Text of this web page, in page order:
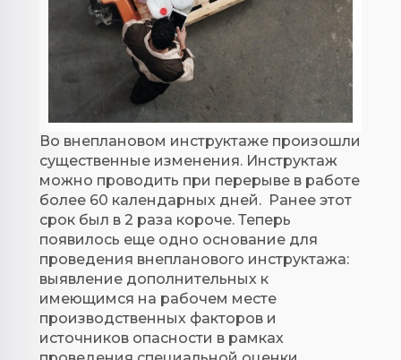
Во внеплановом инструктаже произошли
существенные изменения. Инструктаж
можно проводить при перерыве в работе
более 60 календарных дней. Ранее этот
срок был в 2 раза короче. Теперь
появилось еще одно основание для
проведения внепланового инструктажа:
выявление дополнительных к
имеющимся на рабочем месте
производственных факторов и
источников опасности в рамках